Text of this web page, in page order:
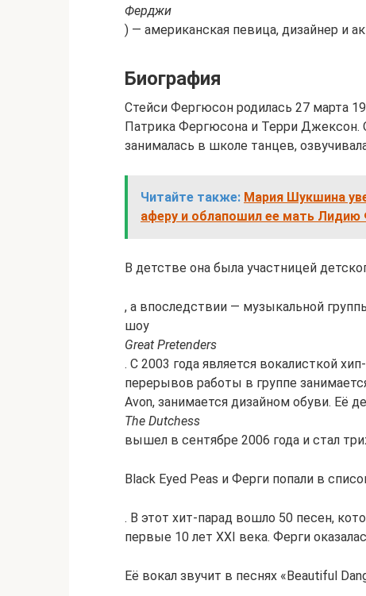
Ферджи
) — американская певица, дизайнер и
Биография
Стейси Фергюсон родилась 27 марта
Патрика Фергюсона и Терри Джексон.
занималась в школе танцев,
Читайте также: Мария Шукшина
аферу и облапошил ее мать
В детстве она была участницей
, а впоследствии — музыкальной
шоу
Great Pretenders
. С 2003 года является вокалисткой
перерывов работы в группе
Avon, занимается дизайном обуви. Её
The Dutchess
вышел в сентябре 2006 года и стал
Black Eyed Peas и Ферги попали в
. В этот хит-парад вошло 50 песен,
первые 10 лет XXI века. Ферги
Её вокал звучит в песнях «Beautiful